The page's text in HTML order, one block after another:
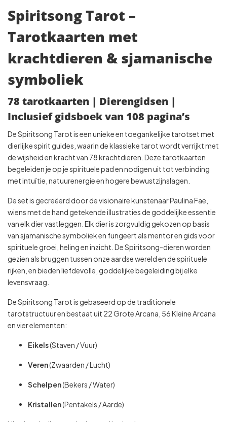
Spiritsong Tarot –
Tarotkaarten met
krachtdieren & sjamanische
symboliek
78 tarotkaarten | Dierengidsen |
Inclusief gidsboek van 108 pagina’s
De Spiritsong Tarot is een unieke en toegankelijke tarotset met
dierlijke spirit guides, waarin de klassieke tarot wordt verrijkt met
de wijsheid en kracht van 78 krachtdieren. Deze tarotkaarten
begeleiden je op je spirituele pad en nodigen uit tot verbinding
met intuïtie, natuurenergie en hogere bewustzijnslagen.
De set is gecreëerd door de visionaire kunstenaar Paulina Fae,
wiens met de hand getekende illustraties de goddelijke essentie
van elk dier vastleggen. Elk dier is zorgvuldig gekozen op basis
van sjamanische symboliek en fungeert als mentor en gids voor
spirituele groei, heling en inzicht. De Spiritsong-dieren worden
gezien als bruggen tussen onze aardse wereld en de spirituele
rijken, en bieden liefdevolle, goddelijke begeleiding bij elke
levensvraag.
De Spiritsong Tarot is gebaseerd op de traditionele
tarotstructuur en bestaat uit 22 Grote Arcana, 56 Kleine Arcana
en vier elementen:
Eikels(Staven / Vuur)
Veren(Zwaarden / Lucht)
Schelpen(Bekers / Water)
Kristallen(Pentakels / Aarde)